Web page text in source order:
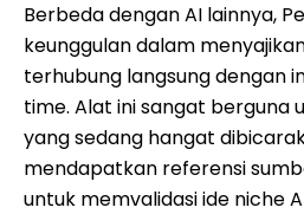
Berbeda dengan AI lainnya,
keunggulan dalam
terhubung langsung dengan
time. Alat ini sangat berguna
yang sedang hangat
mendapatkan referensi
untuk memvalidasi ide niche